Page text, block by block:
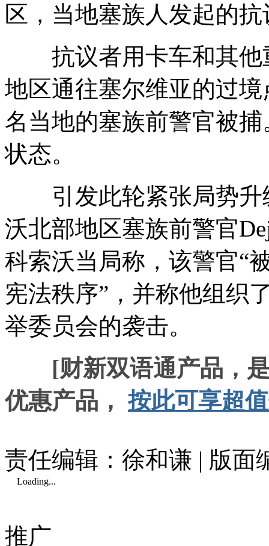
区，当地塞族人发起的
抗议者用卡车和其他
地区通往塞尔维亚的过
名当地的塞族前警官被
状态。
引发此轮紧张局势升
沃北部地区塞族前警官
科索沃当局称，该警官“
宪法秩序”，并称他组织
举委员会的袭击。
[财新双语通产品，
优惠产品，按此可享超
责任编辑：徐和谦 | 版面
Loading...
推广